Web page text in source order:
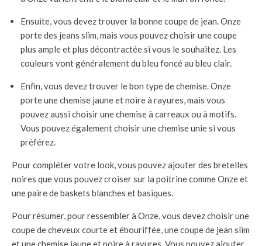
Ensuite, vous devez trouver la bonne coupe de jean. Onze
porte des jeans slim, mais vous pouvez choisir une coupe
plus ample et plus décontractée si vous le souhaitez. Les
couleurs vont généralement du bleu foncé au bleu clair.
Enfin, vous devez trouver le bon type de chemise. Onze
porte une chemise jaune et noire à rayures, mais vous
pouvez aussi choisir une chemise à carreaux ou à motifs.
Vous pouvez également choisir une chemise unie si vous
préférez.
Pour compléter votre look, vous pouvez ajouter des bretelles
noires que vous pouvez croiser sur la poitrine comme Onze et
une paire de baskets blanches et basiques.
Pour résumer, pour ressembler à Onze, vous devez choisir une
coupe de cheveux courte et ébouriffée, une coupe de jean slim
et une chemise jaune et noire à rayures. Vous pouvez ajouter